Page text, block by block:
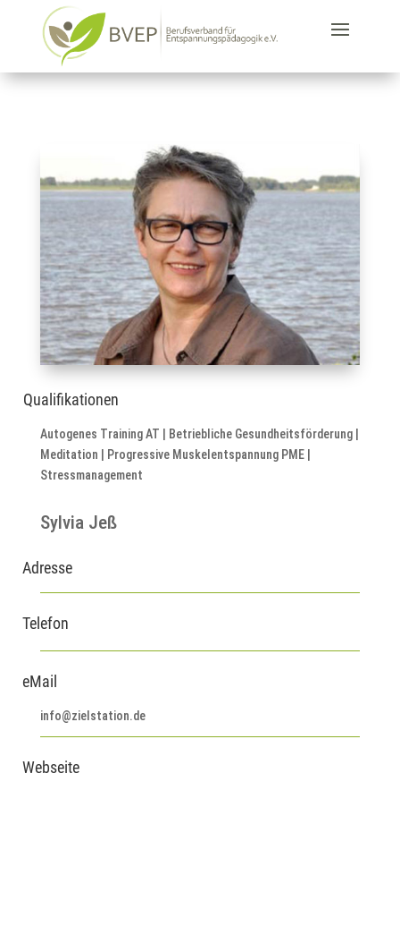
Qualifikationen
Autogenes Training AT | Betriebliche Gesundheitsförderung |
Meditation | Progressive Muskelentspannung PME |
Stressmanagement
Sylvia Jeß
Adresse
Telefon
eMail
info@zielstation.de
Webseite